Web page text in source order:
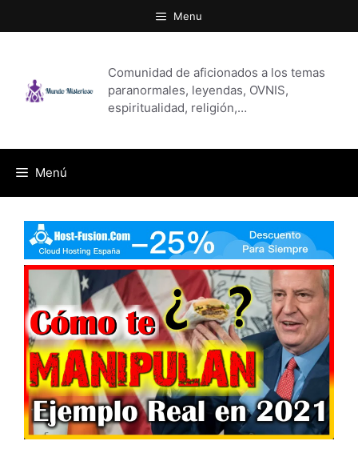
al
Menu
Comunidad de aficionados a los temas
paranormales, leyendas, OVNIS,
espiritualidad, religión,…
Menú